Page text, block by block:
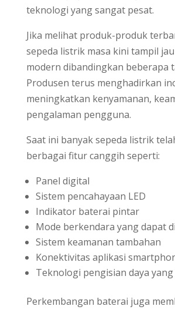
teknologi yang sangat pesat.
Jika melihat produk-produk
sepeda listrik masa kini tampil
modern dibandingkan beberapa
Produsen terus menghadirkan
meningkatkan kenyamanan,
pengalaman pengguna.
Saat ini banyak sepeda listrik
berbagai fitur canggih seperti:
Panel digital
Sistem pencahayaan LED
Indikator baterai pintar
Mode berkendara yang dapat
Sistem keamanan tambahan
Konektivitas aplikasi
Teknologi pengisian daya
Perkembangan baterai juga